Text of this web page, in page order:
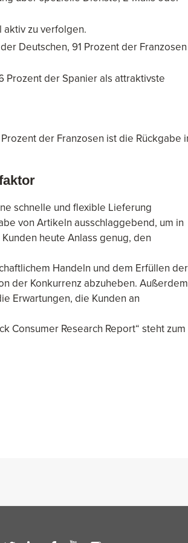
aktiv zu verfolgen.
Deutschen, 91 Prozent der Franzosen
Prozent der Spanier als attraktivste
der Franzosen ist die Rückgabe
schnelle und flexible Lieferung
von Artikeln ausschlaggebend, um in
heute Anlass genug, den
Handeln und dem Erfüllen der
der Konkurrenz abzuheben. Außerdem
Erwartungen, die Kunden an
Consumer Research Report“ steht zum